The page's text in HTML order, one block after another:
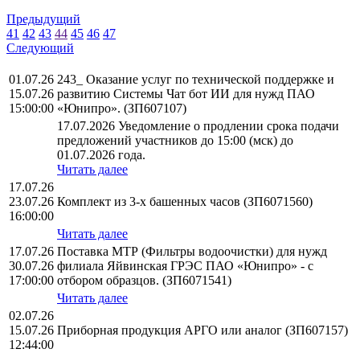
Предыдущий
41 42 43 44 45 46 47
Следующий
01.07.26
15.07.26
15:00:00
243_ Оказание услуг по технической поддержке и
развитию Системы Чат бот ИИ для нужд ПАО
«Юнипро». (ЗП607107)
17.07.2026 Уведомление о продлении срока подачи
предложений участников до 15:00 (мск) до
01.07.2026 года.
Читать далее
17.07.26
23.07.26
16:00:00
Комплект из 3-х башенных часов (ЗП6071560)
Читать далее
17.07.26
30.07.26
17:00:00
Поставка МТР (Фильтры водоочистки) для нужд
филиала Яйвинская ГРЭС ПАО «Юнипро» - с
отбором образцов. (ЗП6071541)
Читать далее
02.07.26
15.07.26
12:44:00
Приборная продукция АРГО или аналог (ЗП607157)